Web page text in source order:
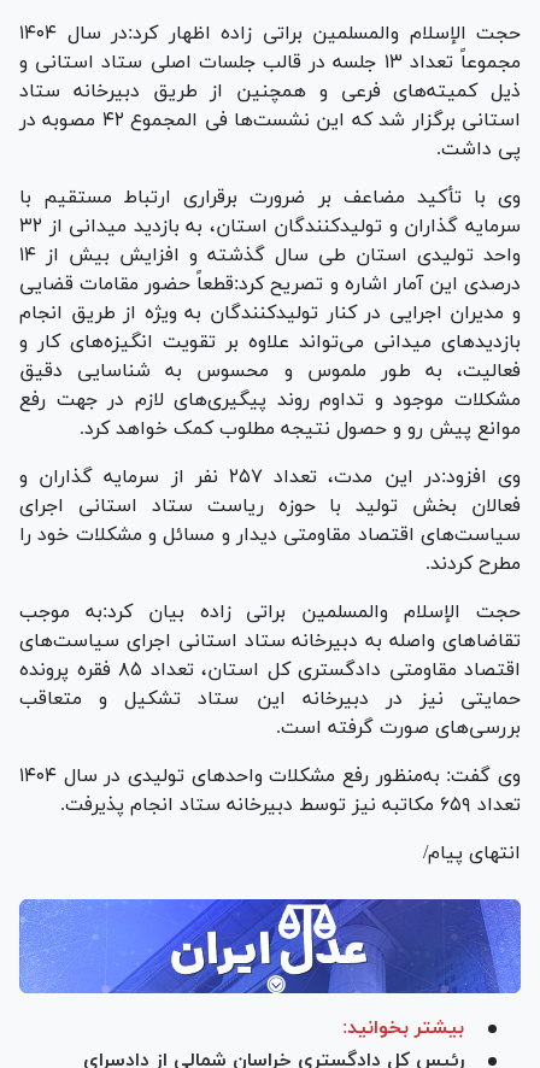
حجت الإسلام والمسلمین براتی زاده اظهار کرد:در سال ۱۴۰۴
مجموعاً تعداد ۱۳ جلسه در قالب جلسات اصلی ستاد استانی و
ذیل کمیته‌های فرعی و همچنین از طریق دبیرخانه ستاد
استانی برگزار شد که این نشست‌ها فی المجموع ۴۲ مصوبه در
پی داشت.
وی با تأکید مضاعف بر ضرورت برقراری ارتباط مستقیم با
سرمایه گذاران و تولیدکنندگان استان، به بازدید میدانی از ۳۲
واحد تولیدی استان طی سال گذشته و افزایش بیش از ۱۴
درصدی این آمار اشاره و تصریح کرد:قطعاً حضور مقامات قضایی
و مدیران اجرایی در کنار تولیدکنندگان به ویژه از طریق انجام
بازدید‌های میدانی می‌تواند علاوه بر تقویت انگیزه‌های کار و
فعالیت، به طور ملموس و محسوس به شناسایی دقیق
مشکلات موجود و تداوم روند پیگیری‌های لازم در جهت رفع
موانع پیش رو و حصول نتیجه مطلوب کمک خواهد کرد.
وی افزود:در این مدت، تعداد ۲۵۷ نفر از سرمایه گذاران و
فعالان بخش تولید با حوزه ریاست ستاد استانی اجرای
سیاست‌های اقتصاد مقاومتی دیدار و مسائل و مشکلات خود را
مطرح کردند.
حجت الإسلام والمسلمین براتی زاده بیان کرد:به موجب
تقاضا‌های واصله به دبیرخانه ستاد استانی اجرای سیاست‌های
اقتصاد مقاومتی دادگستری کل استان، تعداد ۸۵ فقره پرونده
حمایتی نیز در دبیرخانه این ستاد تشکیل و متعاقب
بررسی‌های صورت گرفته است.
وی گفت: به‌منظور رفع مشکلات واحد‌های تولیدی در سال ۱۴۰۴
تعداد ۶۵۹ مکاتبه نیز توسط دبیرخانه ستاد انجام پذیرفت.
انتهای پیام/
بیشتر بخوانید:
رئیس کل دادگستری خراسان شمالی از دادسرای